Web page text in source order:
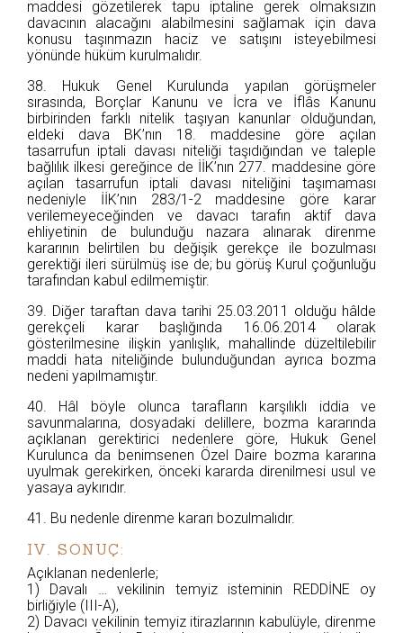
maddesi gözetilerek tapu iptaline gerek olmaksızın
davacının alacağını alabilmesini sağlamak için dava
konusu taşınmazın haciz ve satışını isteyebilmesi
yönünde hüküm kurulmalıdır.
38. Hukuk Genel Kurulunda yapılan görüşmeler
sırasında, Borçlar Kanunu ve İcra ve İflâs Kanunu
birbirinden farklı nitelik taşıyan kanunlar olduğundan,
eldeki dava BK’nın 18. maddesine göre açılan
tasarrufun iptali davası niteliği taşıdığından ve taleple
bağlılık ilkesi gereğince de İİK’nın 277. maddesine göre
açılan tasarrufun iptali davası niteliğini taşımaması
nedeniyle İİK’nın 283/1-2 maddesine göre karar
verilemeyeceğinden ve davacı tarafın aktif dava
ehliyetinin de bulunduğu nazara alınarak direnme
kararının belirtilen bu değişik gerekçe ile bozulması
gerektiği ileri sürülmüş ise de; bu görüş Kurul çoğunluğu
tarafından kabul edilmemiştir.
39. Diğer taraftan dava tarihi 25.03.2011 olduğu hâlde
gerekçeli karar başlığında 16.06.2014 olarak
gösterilmesine ilişkin yanlışlık, mahallinde düzeltilebilir
maddi hata niteliğinde bulunduğundan ayrıca bozma
nedeni yapılmamıştır.
40. Hâl böyle olunca tarafların karşılıklı iddia ve
savunmalarına, dosyadaki delillere, bozma kararında
açıklanan gerektirici nedenlere göre, Hukuk Genel
Kurulunca da benimsenen Özel Daire bozma kararına
uyulmak gerekirken, önceki kararda direnilmesi usul ve
yasaya aykırıdır.
41. Bu nedenle direnme kararı bozulmalıdır.
IV. SONUÇ:
Açıklanan nedenlerle;
1) Davalı … vekilinin temyiz isteminin REDDİNE oy
birliğiyle (III-A),
2) Davacı vekilinin temyiz itirazlarının kabulüyle, direnme